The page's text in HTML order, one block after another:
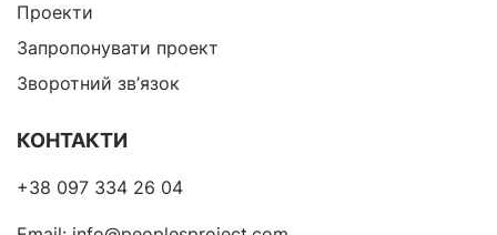
Проекти
Запропонувати проект
Зворотний зв’язок
КОНТАКТИ
+38 097 334 26 04